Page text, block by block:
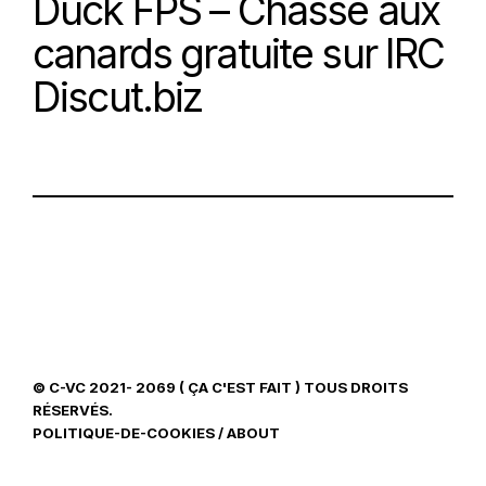
Duck FPS – Chasse aux
canards gratuite sur IRC
Discut.biz
© C-VC 2021- 2069 ( ÇA C'EST FAIT ) TOUS DROITS
RÉSERVÉS.
POLITIQUE-DE-COOKIES/ABOUT